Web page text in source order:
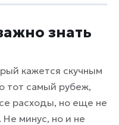
знать
кажется скучным
тот самый рубеж,
расходы, но еще не
Не минус, но и не